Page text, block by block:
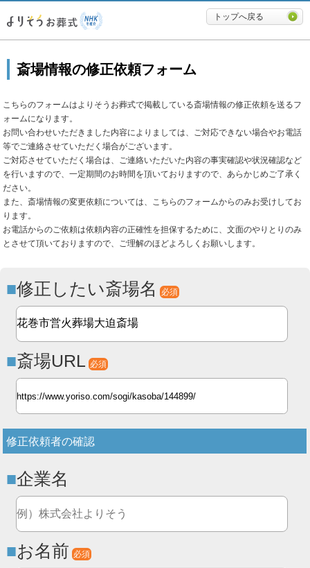
必要最低限に絞ったよりそうお
トップへ戻る
斎場情報の修正依頼フォーム
こちらのフォームはよりそうお葬式で掲載している斎場情報の修正依頼を送るフ
ォームになります。
お問い合わせいただきました内容によりましては、ご対応できない場合やお電話
等でご連絡させていただく場合がございます。
ご対応させていただく場合は、ご連絡いただいた内容の事実確認や状況確認など
を行いますので、一定期間のお時間を頂いておりますので、あらかじめご了承く
ださい。
また、斎場情報の変更依頼については、こちらのフォームからのみお受けしてお
ります。
お電話からのご依頼は依頼内容の正確性を担保するために、文面のやりとりのみ
とさせて頂いておりますので、ご理解のほどよろしくお願いします。
修正したい斎場名 必須
斎場URL 必須
修正依頼者の確認
企業名
お名前 必須